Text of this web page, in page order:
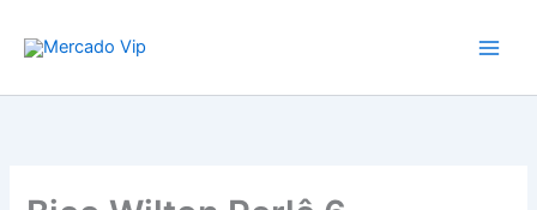
para
conteúdo